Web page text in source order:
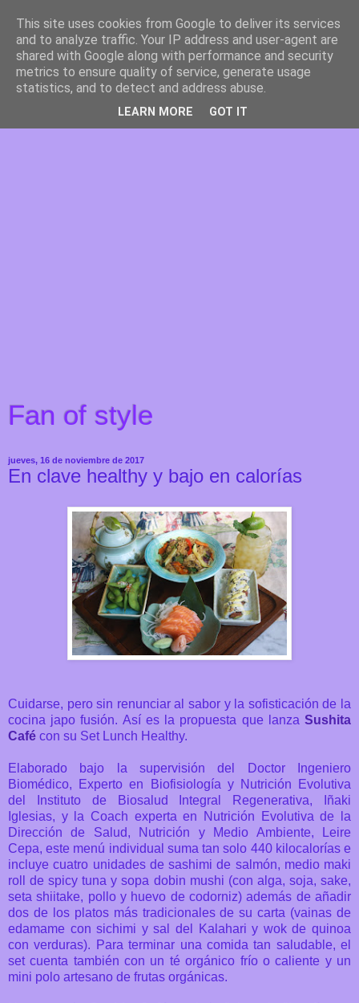
Fan of style
jueves, 16 de noviembre de 2017
En clave healthy y bajo en calorías
Cuidarse, pero sin renunciar al sabor y la sofisticación de la
cocina japo fusión. Así es la propuesta que lanza Sushita
Café con su Set Lunch Healthy.
Elaborado bajo la supervisión del Doctor Ingeniero
Biomédico, Experto en Biofisiología y Nutrición Evolutiva
del Instituto de Biosalud Integral Regenerativa, Iñaki
Iglesias, y la Coach experta en Nutrición Evolutiva de la
Dirección de Salud, Nutrición y Medio Ambiente, Leire
Cepa, este menú individual suma tan solo 440 kilocalorías e
incluyecuatro unidades de sashimi de salmón, medio maki
roll de spicy tuna y sopa dobin mushi (con alga, soja, sake,
seta shiitake, pollo y huevo de codorniz) además de añadir
dos de los platos más tradicionales de su carta (vainas de
edamame con sichimi y sal del Kalahari y wok de quinoa
con verduras). Para terminar una comida tan saludable, el
set cuenta también con un té orgánico frío o caliente y un
mini polo artesano de frutas orgánicas.
This site uses cookies from Google to deliver its services
and to analyze traffic. Your IP address and user-agent are
shared with Google along with performance and security
metrics to ensure quality of service, generate usage
statistics, and to detect and address abuse.
LEARN MORE GOT IT